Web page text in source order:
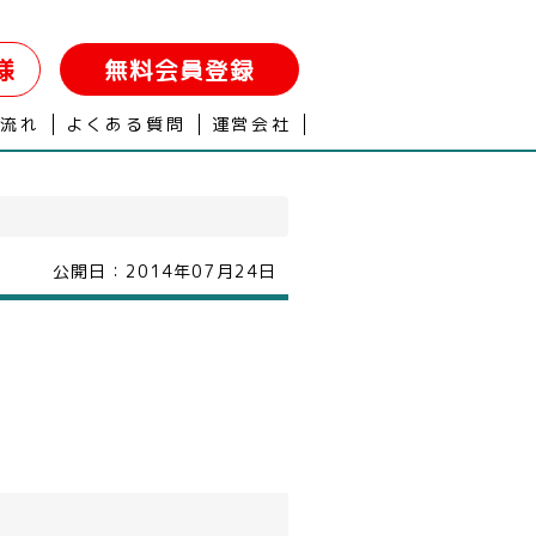
無料会員登録
れ よくある質問 運営会社
公開日： 2014年07月24日